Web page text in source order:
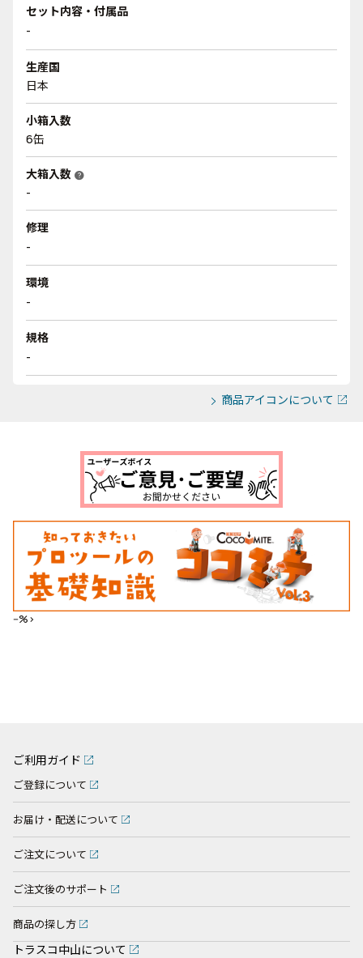
セット内容・付属品
-
生産国
日本
小箱入数
6缶
大箱入数 help
-
修理
-
環境
-
規格
-
商品アイコンについて
--%>
ご利用ガイド
ご登録について
お届け・配送について
ご注文について
ご注文後のサポート
商品の探し方
トラスコ中山について